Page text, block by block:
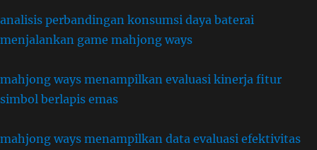
analisis perbandingan konsumsi daya baterai
menjalankan game mahjong ways
mahjong ways menampilkan evaluasi kinerja fitur
simbol berlapis emas
mahjong ways menampilkan data evaluasi efektivitas